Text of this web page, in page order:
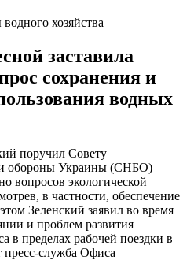
хозяйства
заставила
сохранения и
водных
поручил Совету
и обороны Украины (СНБО)
вопросов экологической
в частности, обеспечение
Зеленский заявил во время
и проблем развития
в пределах рабочей поездки в
пресс-служба Офиса